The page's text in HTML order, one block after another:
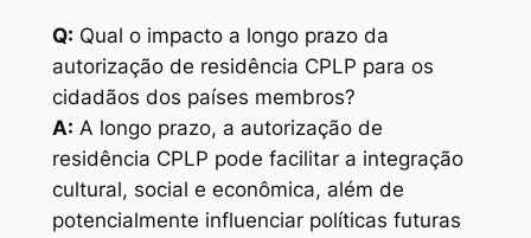
Q: Qual o impacto a longo prazo da
autorização de residência CPLP para os
cidadãos dos países membros?
A: A longo prazo, a autorização de
residência CPLP pode facilitar a integração
cultural, social e econômica, além de
potencialmente influenciar políticas futuras